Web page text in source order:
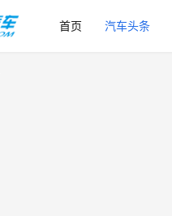
首页 汽车头条